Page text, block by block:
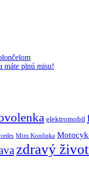
máte plnú misu!
elektromobil
Miro Konôpka
zdravý